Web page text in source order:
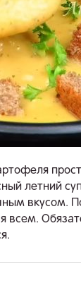
летний
вкусом.
всем.